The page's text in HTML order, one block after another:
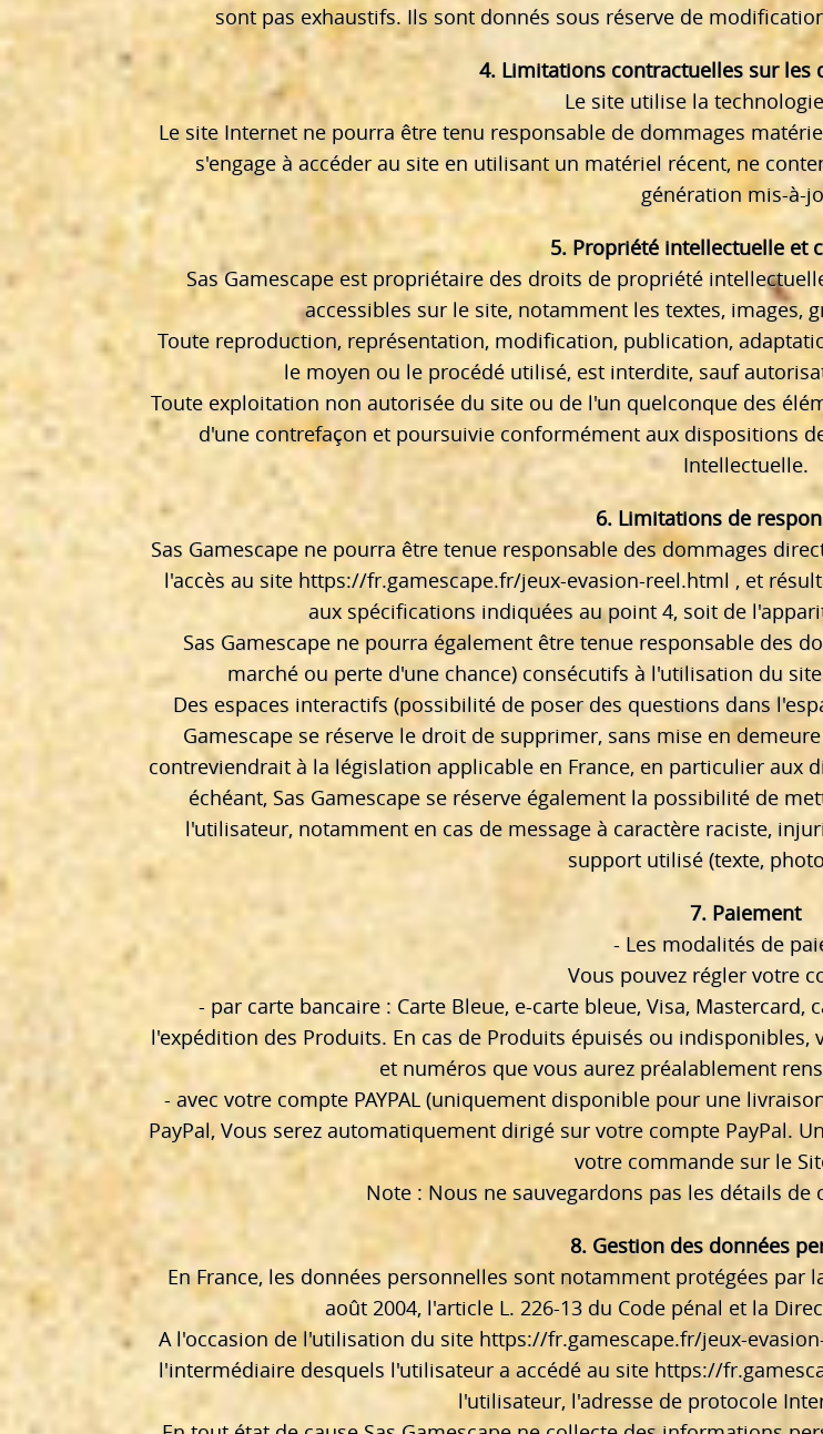
sont pas exhaustifs. Ils sont donnés sous réserve de
4. Limitations contractuelles sur les
Le site utilise la
Le site Internet ne pourra être tenu responsable de dommages
s'engage à accéder au site en utilisant un matériel récent, ne
génération mis-à-
5. Propriété intellectuelle et
Sas Gamescape est propriétaire des droits de propriété
accessibles sur le site, notamment les textes, images,
Toute reproduction, représentation, modification, publication,
le moyen ou le procédé utilisé, est interdite, sauf
Toute exploitation non autorisée du site ou de l'un quelconque des
d'une contrefaçon et poursuivie conformément aux dispositions
Intellectuelle.
6. Limitations de
Sas Gamescape ne pourra être tenue responsable des dommages
l'accès au site https://fr.gamescape.fr/jeux-evasion-reel.html , et
aux spécifications indiquées au point 4, soit de
Sas Gamescape ne pourra également être tenue responsable des
marché ou perte d'une chance) consécutifs à l'utilisation du site
Des espaces interactifs (possibilité de poser des questions dans
Gamescape se réserve le droit de supprimer, sans mise en
contreviendrait à la législation applicable en France, en particulier aux
échéant, Sas Gamescape se réserve également la possibilité de
l'utilisateur, notamment en cas de message à caractère raciste,
support utilisé (texte,
7. Paiement
- Les modalités de
Vous pouvez régler votre
- par carte bancaire : Carte Bleue, e-carte bleue, Visa,
l'expédition des Produits. En cas de Produits épuisés ou
et numéros que vous aurez préalablement
- avec votre compte PAYPAL (uniquement disponible pour une
PayPal, Vous serez automatiquement dirigé sur votre compte PayPal.
votre commande sur le
Note : Nous ne sauvegardons pas les détails
8. Gestion des données
En France, les données personnelles sont notamment protégées par
août 2004, l'article L. 226-13 du Code pénal et la
A l'occasion de l'utilisation du site https://fr.gamescape.fr/jeux-
l'intermédiaire desquels l'utilisateur a accédé au site https://
l'utilisateur, l'adresse de protocole